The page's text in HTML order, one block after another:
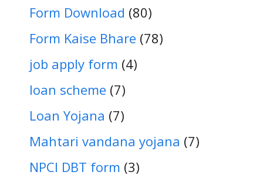
Form Download (80)
Form Kaise Bhare (78)
job apply form (4)
loan scheme (7)
Loan Yojana (7)
Mahtari vandana yojana (7)
NPCI DBT form (3)